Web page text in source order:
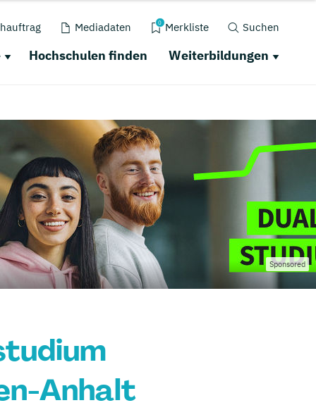
Mediadaten 0 Merkliste Suchen
Hochschulen finden Weiterbildungen
Sponsored
Anhalt